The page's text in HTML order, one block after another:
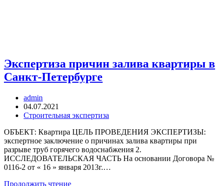
Экспертиза причин залива квартиры в
Санкт-Петербурге
Автор
записи:
admin
Запись
опубликована:
04.07.2021
Рубрика
Строительная экспертиза
ОБЪЕКТ: Квартира ЦЕЛЬ ПРОВЕДЕНИЯ ЭКСПЕРТИЗЫ:
экспертное заключение о причинах залива квартиры при
разрыве труб горячего водоснабжения 2.
ИССЛЕДОВАТЕЛЬСКАЯ ЧАСТЬ На основании Договора №
0116-2 от « 16 » января 2013г.…
Продолжить чтениеЭкспертиза